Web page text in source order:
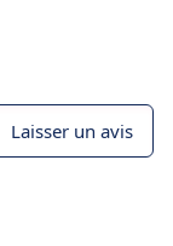
Laisser un avis